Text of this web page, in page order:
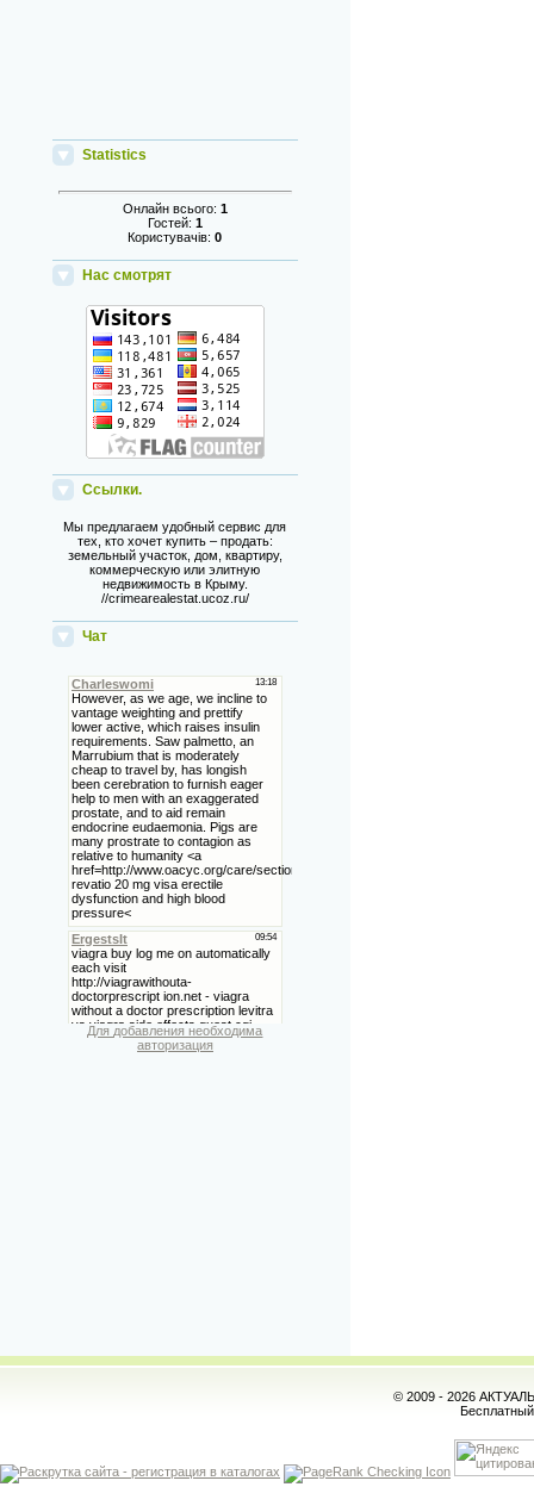
Statistics
Онлайн всього: 1
Гостей: 1
Користувачів:0
Нас смотрят
Ссылки.
Мы предлагаем удобный сервис для
тех, кто хочет купить – продать:
земельный участок, дом, квартиру,
коммерческую или элитную
недвижимость в Крыму.
//crimearealestat.ucoz.ru/
Чат
Для добавления необходима
авторизация
© 2009 - 2026